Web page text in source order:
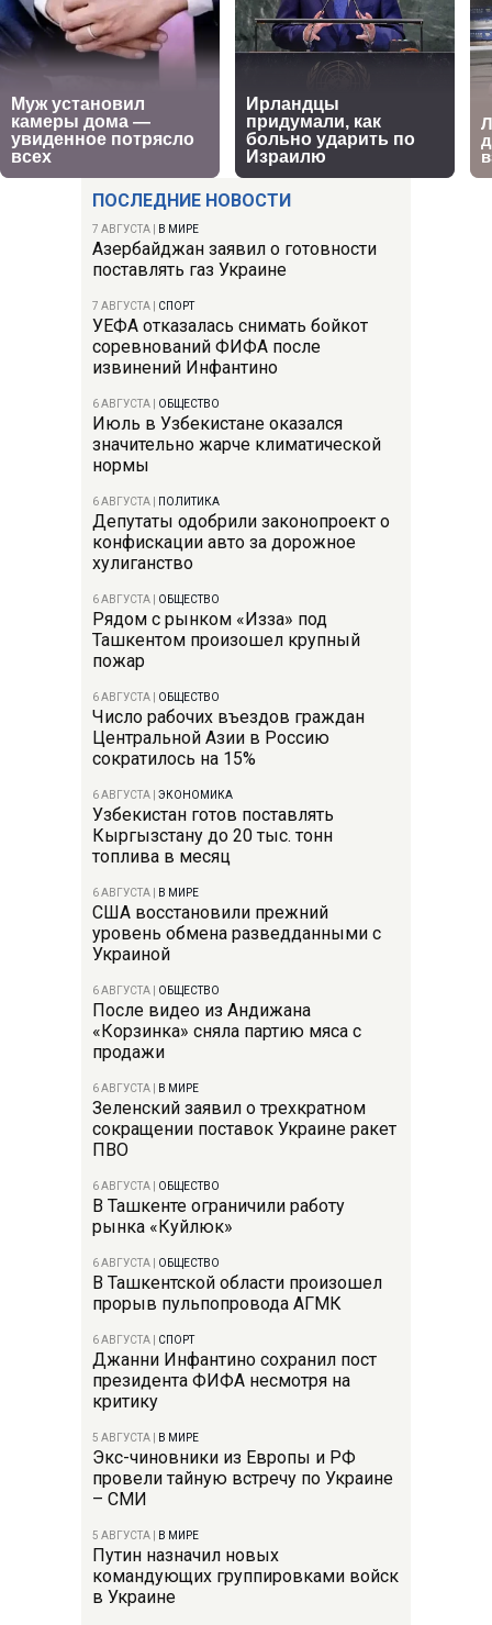
ПОСЛЕДНИЕ НОВОСТИ
7 АВГУСТА В МИРЕ
Азербайджан заявил о готовности
поставлять газ Украине
7 АВГУСТА СПОРТ
УЕФА отказалась снимать бойкот
соревнований ФИФА после
извинений Инфантино
6 АВГУСТА ОБЩЕСТВО
Июль в Узбекистане оказался
значительно жарче климатической
нормы
6 АВГУСТА ПОЛИТИКА
Депутаты одобрили законопроект о
конфискации авто за дорожное
хулиганство
6 АВГУСТА ОБЩЕСТВО
Рядом с рынком «Изза» под
Ташкентом произошел крупный
пожар
6 АВГУСТА ОБЩЕСТВО
Число рабочих въездов граждан
Центральной Азии в Россию
сократилось на 15%
6 АВГУСТА ЭКОНОМИКА
Узбекистан готов поставлять
Кыргызстану до 20 тыс. тонн
топлива в месяц
6 АВГУСТА В МИРЕ
США восстановили прежний
уровень обмена разведданными с
Украиной
6 АВГУСТА ОБЩЕСТВО
После видео из Андижана
«Корзинка» сняла партию мяса с
продажи
6 АВГУСТА В МИРЕ
Зеленский заявил о трехкратном
сокращении поставок Украине ракет
ПВО
6 АВГУСТА ОБЩЕСТВО
В Ташкенте ограничили работу
рынка «Куйлюк»
6 АВГУСТА ОБЩЕСТВО
В Ташкентской области произошел
прорыв пульпопровода АГМК
6 АВГУСТА СПОРТ
Джанни Инфантино сохранил пост
президента ФИФА несмотря на
критику
5 АВГУСТА В МИРЕ
Экс-чиновники из Европы и РФ
провели тайную встречу по Украине
– СМИ
5 АВГУСТА В МИРЕ
Путин назначил новых
командующих группировками войск
в Украине